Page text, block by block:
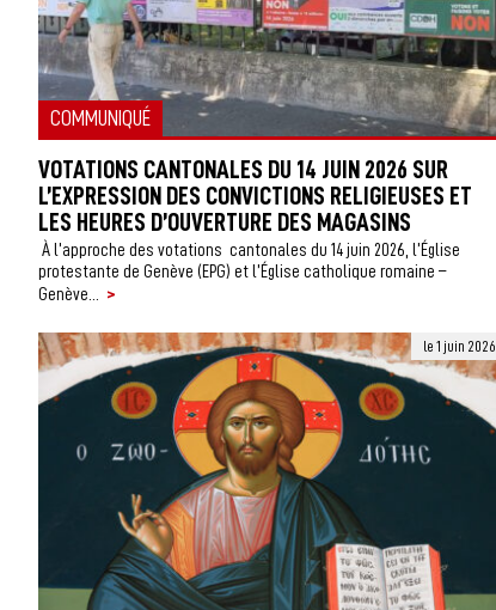
COMMUNIQUÉ
VOTATIONS CANTONALES DU 14 JUIN 2026 SUR
L’EXPRESSION DES CONVICTIONS RELIGIEUSES ET
LES HEURES D’OUVERTURE DES MAGASINS
À l’approche des votations cantonales du 14 juin 2026, l’Église
protestante de Genève (EPG) et l’Église catholique romaine –
Genève... >
le 1 juin 2026